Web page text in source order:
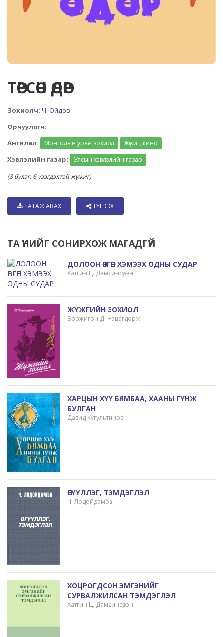
ТӨРСӨН ӨДӨР
Зохиолч: Ч. Ойдов
Орчуулагч:
Ангилал:
Монголын уран зохиол Жүжиг, кино
Хэвлэлийн газар:
Улсын хэвлэлийн газар
(3 бүлэг, 6 үзэгдэлтэй жүжиг)
ТАТАЖ АВАХ ТҮГЭЭХ
ТА ҮҮНИЙГ СОНИРХОЖ МАГАДГҮЙ
ДОЛООН ӨВГӨН ХЭМЭЭХ ОДНЫ СУДАР
Хатгин Ц. Дамдинсүрэн
ЖҮЖГИЙН ЗОХИОЛ
Боржигон Д. Нацагдорж
ХАРЦЫН ХҮҮ БЯМБАА, ХААНЫ ГҮНЖ
БУЛГАН
Давид Кугультинов
ӨГҮҮЛЛЭГ, ТЭМДЭГЛЭЛ
Ч. Лодойдамба
ХОЦРОГДСОН ЭМГЭНИЙГ
СУРВАЛЖИЛСАН ТЭМДЭГЛЭЛ
Хатгин Ц. Дамдинсүрэн